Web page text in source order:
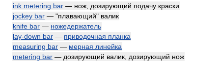
ink metering bar — нож, дозирующий подачу краски
jockey bar — "плавающий" валик
knife bar — ножедержатель
lay-down bar — приводочная планка
measuring bar — мерная линейка
metering bar — дозирующий валик, дозирующий нож